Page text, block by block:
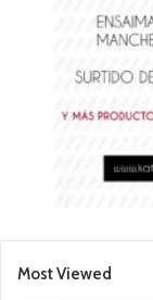
Most Viewed